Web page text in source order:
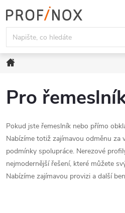
na
obsah
Pro
Pokud jste řemeslník nebo přímo
Nabízíme totiž zajímavou odměnu za
podmínky spolupráce. Nerezové
nejmodernější řešení, které můžete
Nabízíme zajímavou provizi a další